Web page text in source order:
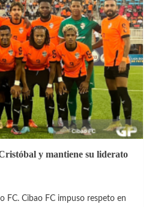
y mantiene su liderato
FC. Cibao FC impuso respeto en